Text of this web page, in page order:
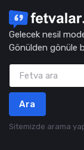
Gelecek nesil
Gönülden gönüle
Ara
Sitemizde arama